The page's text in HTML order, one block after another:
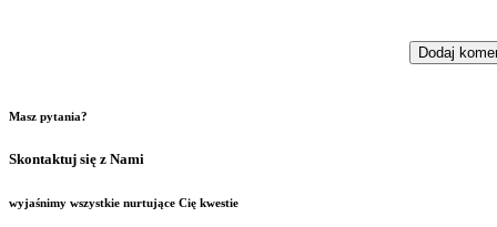
Masz pytania?
Skontaktuj się z Nami
wyjaśnimy wszystkie nurtujące Cię kwestie